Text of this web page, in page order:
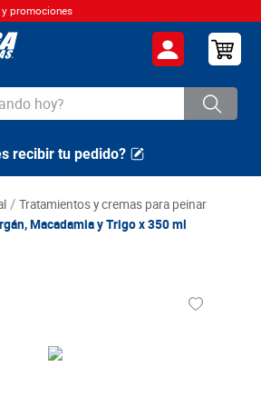
y promociones
hoy?
BUSCADOS
recibir tu pedido?
tratamientos y cremas para peinar
Macadamia y Trigo x 350 ml